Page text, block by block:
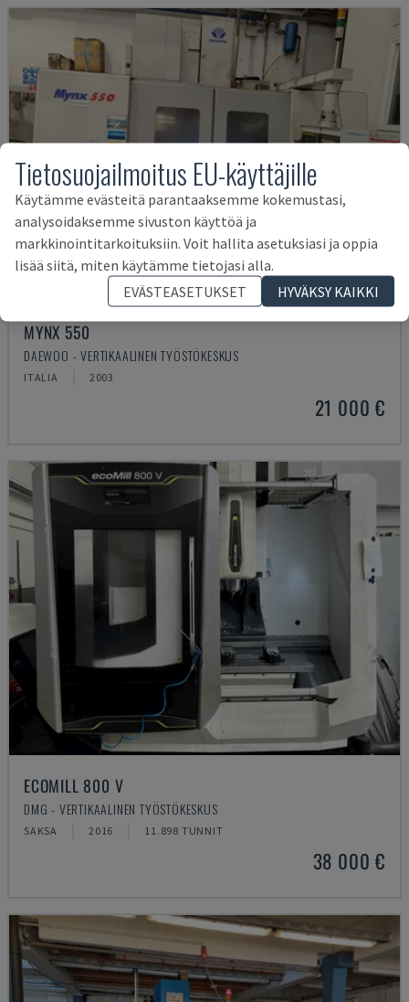
MYNX 550
DAEWOO - VERTIKAALINEN TYÖSTÖKESKUS
ITALIA 2003
21 000 €
ECOMILL 800 V
DMG - VERTIKAALINEN TYÖSTÖKESKUS
SAKSA 2016 11.898 TUNNIT
38 000 €
Tietosuojailmoitus EU-käyttäjille
Käytämme evästeitä parantaaksemme kokemustasi,
analysoidaksemme sivuston käyttöä ja
markkinointitarkoituksiin. Voit hallita asetuksiasi ja oppia
lisää siitä, miten käytämme tietojasi alla.
EVÄSTEASETUKSET
HYVÄKSY KAIKKI